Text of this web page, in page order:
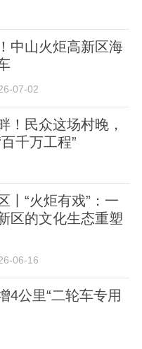
中山火炬高新区海
07-02
！民众这场村晚，
千万工程”
丨“火炬有戏”：一
区的文化生态重塑
06-16
4公里“二轮车专用